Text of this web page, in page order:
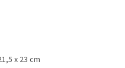
x 23 cm